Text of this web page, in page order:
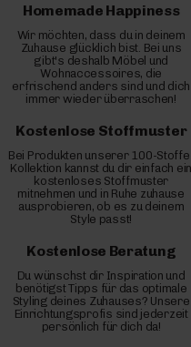
Homemade Happiness
Wir möchten, dass du in deinem
Zuhause glücklich bist. Bei uns
gibt's deshalb Möbel und
Wohnaccessoires, die
erfrischend anders sind und dich
immer wieder überraschen!
Kostenlose Stoffmuster
Bei Produkten unserer 100-
Kollektion kannst du dir einfach ein
kostenloses Stoffmuster
mitnehmen und in Ruhe zuhause
ausprobieren, ob es zu deinem
Style passt!
Kostenlose Beratung
Du wünschst dir Inspiration und
benötigst Tipps für das optimale
Styling deines Zuhauses? Unsere
Einrichtungsprofis sind jederzeit
persönlich für dich da!